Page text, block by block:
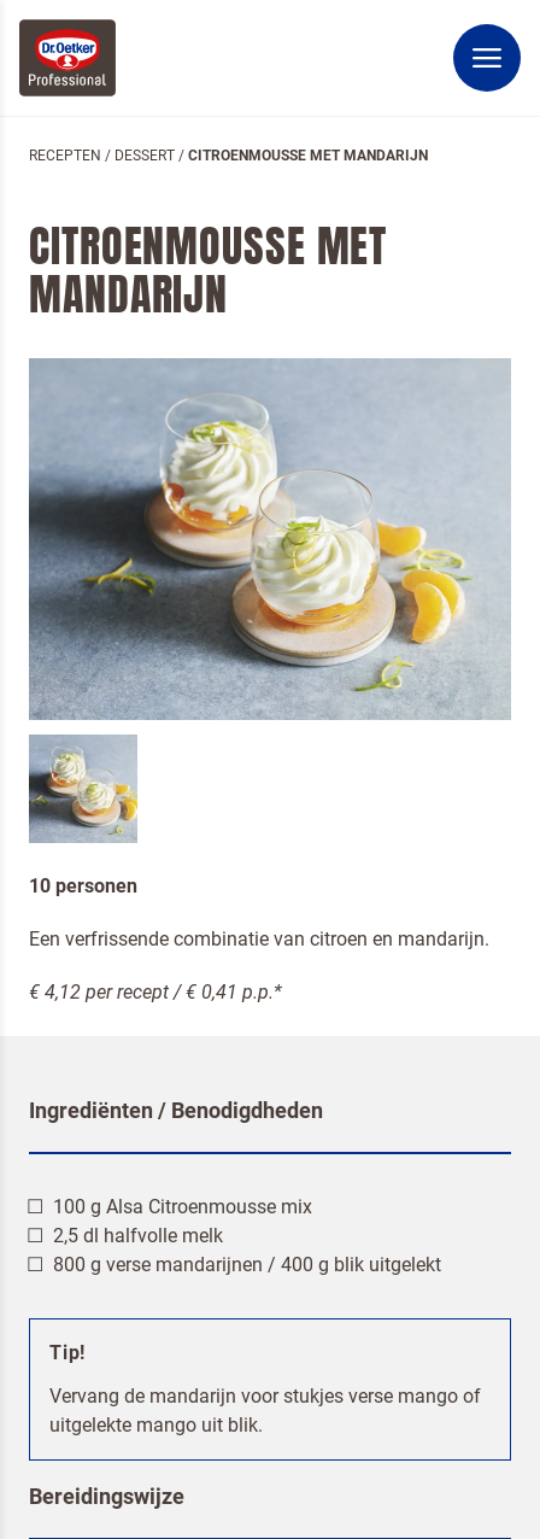
RECEPTEN / DESSERT / CITROENMOUSSE MET MANDARIJN
CITROENMOUSSE MET
MANDARIJN
10 personen
Een verfrissende combinatie van citroen en mandarijn.
€ 4,12 per recept / € 0,41 p.p.*
Ingrediënten / Benodigdheden
100 g Alsa Citroenmousse mix
2,5 dl halfvolle melk
800 g verse mandarijnen / 400 g blik uitgelekt
Tip!
Vervang de mandarijn voor stukjes verse mango of
uitgelekte mango uit blik.
Bereidingswijze